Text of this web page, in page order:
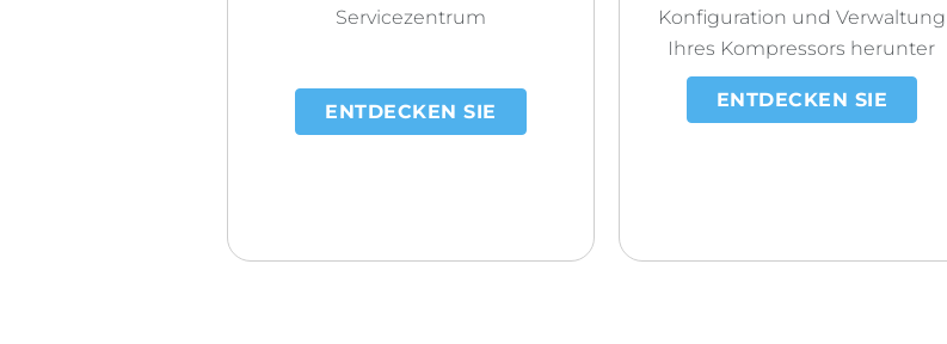
Servicezentrum
ENTDECKEN SIE
Konfiguration und Verwaltung
Ihres Kompressors herunter
ENTDECKEN SIE